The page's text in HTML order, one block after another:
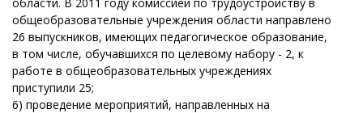
общеобразовательные учреждения области направлено
26 выпускников, имеющих педагогическое образование,
в том числе, обучавшихся по целевому набору - 2, к
работе в общеобразовательных учреждениях
приступили 25;
6) проведение мероприятий, направленных на